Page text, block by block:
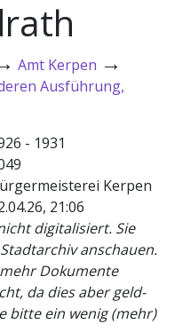
Amt Kerpen →
Ausführung,
- 1931
Kerpen
21:06
digitalisiert. Sie
anschauen.
Dokumente
da dies aber geld-
bitte ein wenig (mehr)